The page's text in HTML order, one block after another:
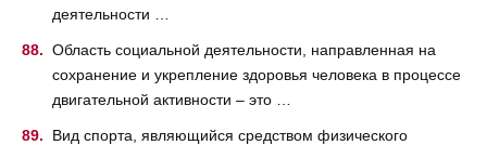
деятельности …
Область социальной деятельности, направленная на
сохранение и укрепление здоровья человека в процессе
двигательной активности – это …
Вид спорта, являющийся средством физического